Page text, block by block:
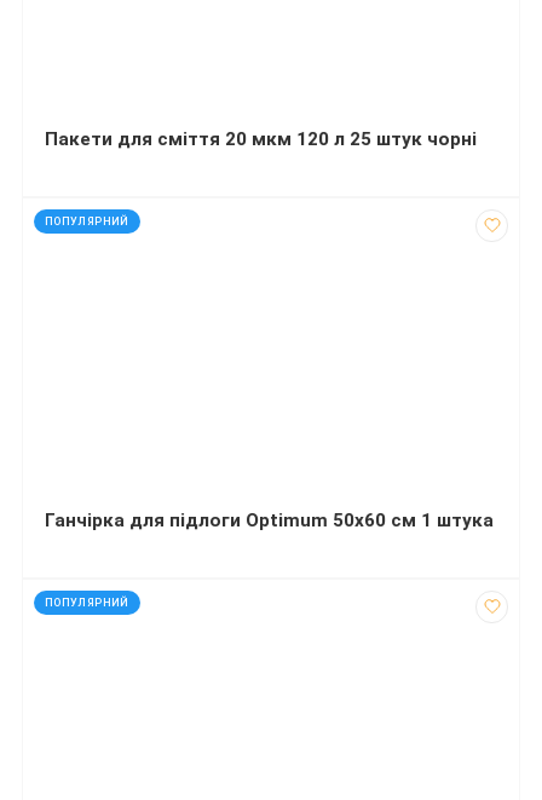
Пакети для сміття 20 мкм 120 л 25 штук чорні
ПОПУЛЯРНИЙ
код: 35340
Ганчірка для підлоги Optimum 50х60 см 1 штука
ПОПУЛЯРНИЙ
код: 28302